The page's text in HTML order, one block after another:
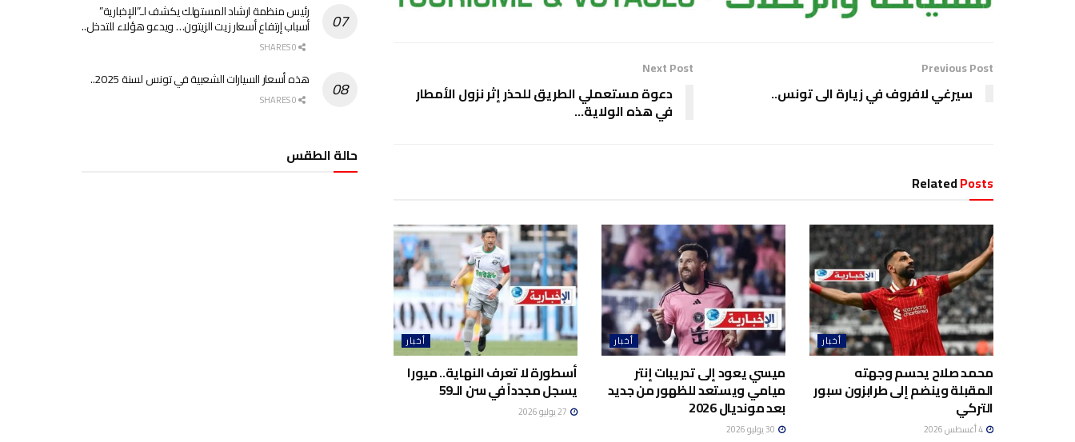
Previous Post
سيرغي لافروف في زيارة الى تونس..
Next Post
دعوة مستعملي الطريق للحذر إثر نزول الأمطار
في هذه الولاية…
RelatedPosts
أخبار
محمد صلاح يحسم وجهته
المقبلة وينضم إلى طرابزون سبور
التركي
أخبار
ميسي يعود إلى تدريبات إنتر
ميامي ويستعد للظهور من جديد
بعد مونديال 2026
أخبار
أسطورة لا تعرف النهاية.. ميورا
يسجل مجدداً في سن الـ59
رئيس منظمة ارشاد المستهلك يكشف لـ”الإخبارية”
أسباب إرتفاع أسعار زيت الزيتون… ويدعو هؤلاء للتدخل..
هذه أسعار السيارات الشعبية في تونس لسنة 2025..
حالة الطقس